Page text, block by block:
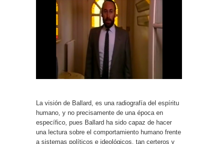
La visión de Ballard, es una radiografía del espíritu
humano, y no precisamente de una época en
específico, pues Ballard ha sido capaz de hacer
una lectura sobre el comportamiento humano frente
a sistemas políticos e ideológicos, tan certeros y